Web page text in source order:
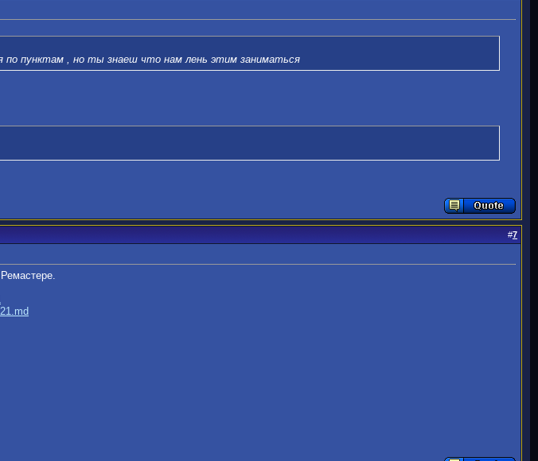
пунктам , но ты знаеш что нам лень этим заниматься
#7